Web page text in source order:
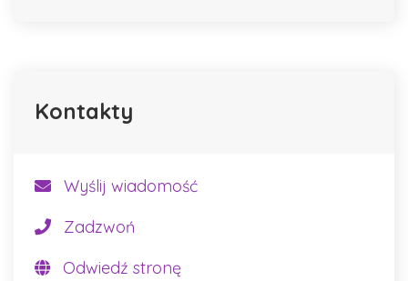
Kontakty
Wyślij wiadomość
Zadzwoń
Odwiedź stronę